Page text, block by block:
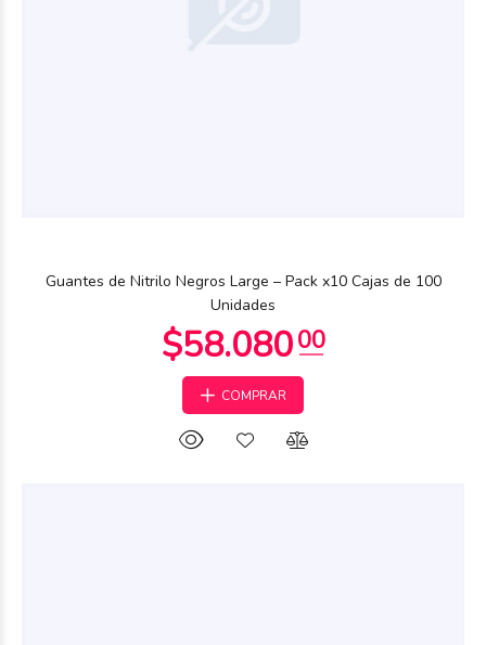
Guantes de Nitrilo Negros Large – Pack x10 Cajas de 100
Unidades
COMPRAR